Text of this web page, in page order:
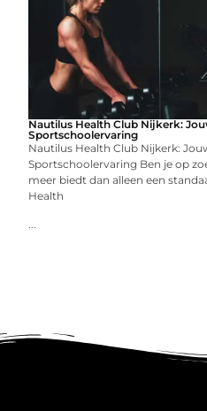
Nautilus Health Club Nijkerk:
Sportschoolervaring
Nautilus Health Club Nijkerk:
Sportschoolervaring Ben je op
meer biedt dan alleen een
Health
...